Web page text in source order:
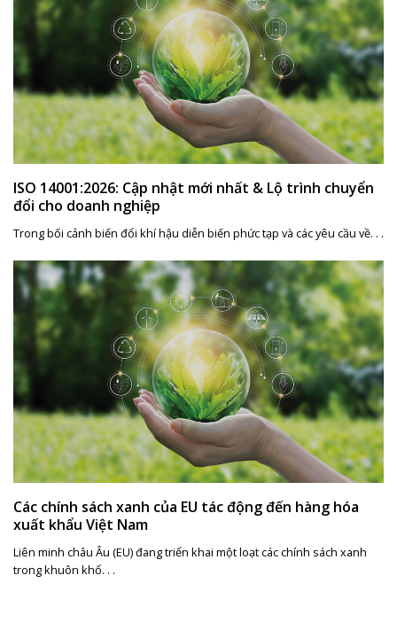
ISO 14001:2026: Cập nhật mới nhất & Lộ trình chuyển
đổi cho doanh nghiệp
Trong bối cảnh biến đổi khí hậu diễn biến phức tạp và các yêu cầu về. . .
Các chính sách xanh của EU tác động đến hàng hóa
xuất khẩu Việt Nam
Liên minh châu Âu (EU) đang triển khai một loạt các chính sách xanh
trong khuôn khổ. . .